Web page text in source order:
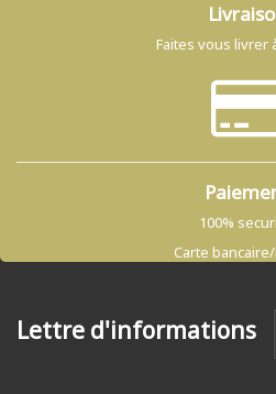
Faites vous livrer
100%
Carte
Lettre d'informations